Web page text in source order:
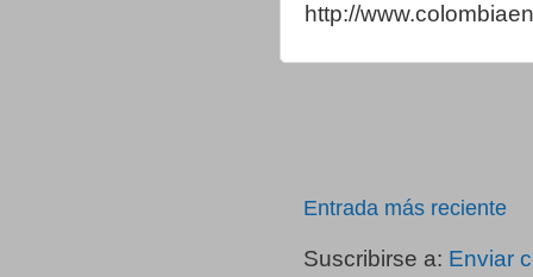
http://
Entrada más reciente
Suscribirse a: Enviar